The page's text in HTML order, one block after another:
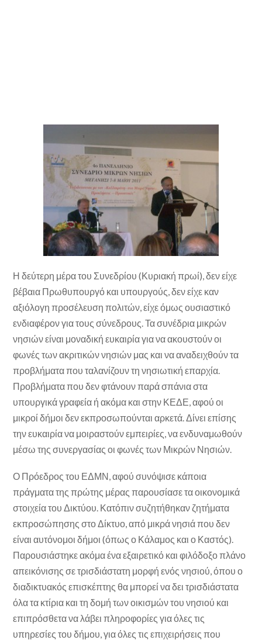
Η δεύτερη μέρα του Συνεδρίου (Κυριακή πρωί), δεν είχε
βέβαια Πρωθυπουργό και υπουργούς, δεν είχε καν
αξιόλογη προσέλευση πολιτών, είχε όμως ουσιαστικό
ενδιαφέρον για τους σύνεδρους. Τα συνέδρια μικρών
νησιών είναι μοναδική ευκαιρία για να ακουστούν οι
φωνές των ακριτικών νησιών μας και να αναδειχθούν τα
προβλήματα που ταλανίζουν τη νησιωτική επαρχία.
Προβλήματα που δεν φτάνουν παρά σπάνια στα
υπουργικά γραφεία ή ακόμα και στην ΚΕΔΕ, αφού οι
μικροί δήμοι δεν εκπροσωπούνται αρκετά. Δίνει επίσης
την ευκαιρία να μοιραστούν εμπειρίες, να ενδυναμωθούν
μέσω της συνεργασίας οι φωνές των Μικρών Νησιών.
Ο Πρόεδρος του ΕΔΜΝ, αφού συνόψισε κάποια
πράγματα της πρώτης μέρας παρουσίασε τα οικονομικά
στοιχεία του Δικτύου. Κατόπιν συζητήθηκαν ζητήματα
εκπροσώπησης στο Δίκτυο, από μικρά νησιά που δεν
είναι αυτόνομοι δήμοι (όπως ο Κάλαμος και ο Καστός).
Παρουσιάστηκε ακόμα ένα εξαιρετικό και φιλόδοξο πλάνο
απεικόνισης σε τρισδιάστατη μορφή ενός νησιού, όπου ο
διαδικτυακός επισκέπτης θα μπορεί να δει τρισδιάστατα
όλα τα κτίρια και τη δομή των οικισμών του νησιού και
επιπρόσθετα να λάβει πληροφορίες για όλες τις
υπηρεσίες του δήμου, για όλες τις επιχειρήσεις που